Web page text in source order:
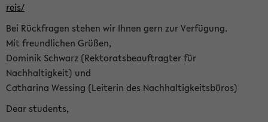
reis/
Bei Rückfragen stehen wir Ihnen gern zur Verfügung.
Mit freundlichen Grüßen,
Dominik Schwarz (Rektoratsbeauftragter für
Nachhaltigkeit) und
Catharina Wessing (Leiterin des Nachhaltigkeitsbüros)
Dear students,